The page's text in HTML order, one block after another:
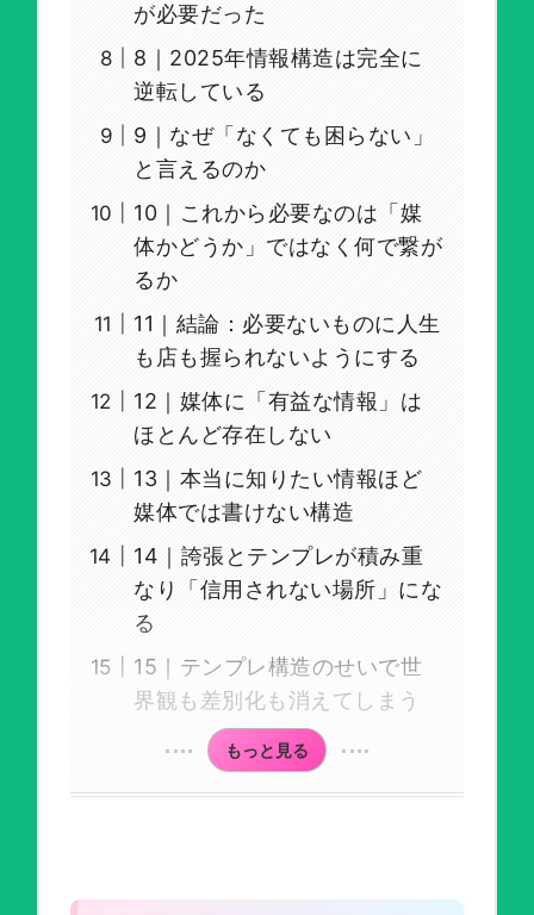
が必要だった
8｜2025年情報構造は完全に
逆転している
9｜なぜ「なくても困らない」
と言えるのか
10｜これから必要なのは「媒
体かどうか」ではなく何で繋が
るか
11｜結論：必要ないものに人生
も店も握られないようにする
12｜媒体に「有益な情報」は
ほとんど存在しない
13｜本当に知りたい情報ほど
媒体では書けない構造
14｜誇張とテンプレが積み重
なり「信用されない場所」にな
る
15｜テンプレ構造のせいで世
界観も差別化も消えてしまう
もっと見る